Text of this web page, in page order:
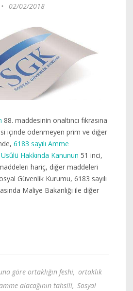
•
02/02/2018
88. maddesinin onaltıncı fıkrasına
içinde ödenmeyen prim ve diğer
6183 sayılı Amme
Hakkında Kanunun 51 inci,
hariç, diğer maddeleri
Güvenlik Kurumu, 6183 sayılı
Maliye Bakanlığı ile diğer
göre ortaklığın feshi, ortaklık
alacağının tahsili, Sosyal